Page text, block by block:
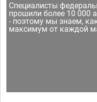
Специалисты
прошили более 10 000
- поэтому мы знаем,
максимум от каждой